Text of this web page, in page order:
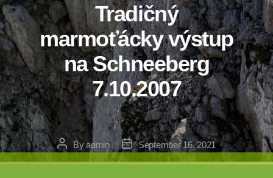
Tradičný
marmoťácky výstup
na Schneeberg
7.10.2007
PostByadmin
PostSeptember 16, 2021